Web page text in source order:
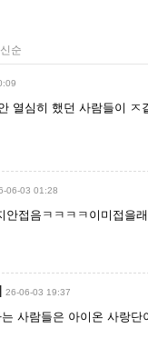
순
열심히 했던 사람들이 ㅈ
06-03 01:28
안접음ㅋㅋㅋㅋ이미접을
26-06-03 19:37
사람들은 아이온 사랑단